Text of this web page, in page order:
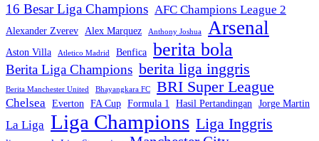
16 Besar Liga Champions AFC Champions League 2
Alexander Zverev Alex Marquez Anthony Joshua Arsenal
Aston Villa Atletico Madrid Benfica berita bola
Berita Liga Champions berita liga inggris
Berita Manchester United Bhayangkara FC BRI Super League
Chelsea Everton FA Cup Formula 1 Hasil Pertandingan Jorge Martin
La Liga Liga Champions Liga Inggris